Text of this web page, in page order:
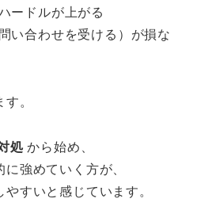
ードルが上がる
い合わせを受ける）が損な
。
処 から始め、
強めていく方が、
すいと感じています。